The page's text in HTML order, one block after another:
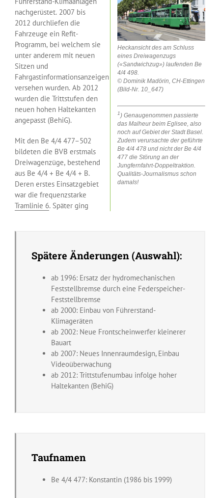
nachgerüstet. 2007 bis
2012 durchliefen die
Fahrzeuge ein Refit-
Programm, bei welchem sie
unter anderem mit neuen
Sitzen und
Fahrgastinformationsanzeigen
versehen wurden. Ab 2012
wurden die Trittstufen den
neuen hohen Haltekanten
angepasst (BehiG).
Mit den Be 4/4 477–502
bildeten die BVB erstmals
Dreiwagenzüge, bestehend
aus Be 4/4 + Be 4/4 + B.
Deren erstes Einsatzgebiet
war die frequenzstarke
Tramlinie 6. Später ging
Heckansicht des am Schluss
eines Dreiwagenzugs
(«Sandwichzug») laufenden Be
4/4 498.
© Dominik Madörin, CH-Ettingen
(Bild-Nr. 10_647)
1) Genaugenommen passierte
das Malheur beim Eglisee, also
noch auf Gebiet der Stadt Basel.
Zudem verursachte der geführte
Be 4/4 478 und nicht der Be 4/4
477 die Störung an der
Jungfernfahrt-Doppeltraktion.
Qualitäts-Journalismus schon
damals!
Spätere Änderungen (Auswahl):
ab 1996: Ersatz der hydromechanischen
Feststellbremse durch eine Federspeicher-
Feststellbremse
ab 2000: Einbau von Führerstand-
Klimageräten
ab 2002: Neue Frontscheinwerfer kleinerer
Bauart
ab 2007: Neues Innenraumdesign, Einbau
Videoüberwachung
ab 2012: Trittstufenumbau infolge hoher
Haltekanten (BehiG)
Taufnamen
Be 4/4 477: Konstantin (1986 bis 1999)